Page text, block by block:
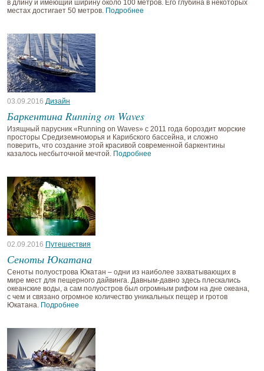
в длину и имеющий ширину около 100 метров. Его глубина в некоторых
местах достигает 50 метров. Подробнее
03.09.2016 Дизайн
Баркентина Running on Waves
Изящный парусник «Running on Waves» с 2011 года бороздит морские
просторы Средиземноморья и Карибского бассейна, и сложно
поверить, что создание этой красивой современной баркентины
казалось несбыточной мечтой. Подробнее
02.09.2016 Путешествия
Сеноты Юкатана
Сеноты полуострова Юкатан – одни из наиболее захватывающих в
мире мест для пещерного дайвинга. Давным-давно здесь плескались
океанские воды, а сам полуостров был огромным рифом на дне океана,
с чем и связано огромное количество уникальных пещер и гротов
Юкатана. Подробнее